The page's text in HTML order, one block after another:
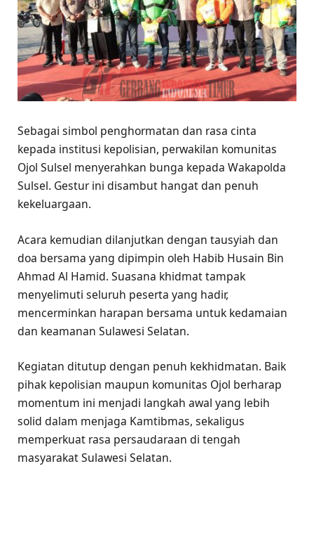
Sebagai simbol penghormatan dan rasa cinta
kepada institusi kepolisian, perwakilan komunitas
Ojol Sulsel menyerahkan bunga kepada Wakapolda
Sulsel. Gestur ini disambut hangat dan penuh
kekeluargaan.
Acara kemudian dilanjutkan dengan tausyiah dan
doa bersama yang dipimpin oleh Habib Husain Bin
Ahmad Al Hamid. Suasana khidmat tampak
menyelimuti seluruh peserta yang hadir,
mencerminkan harapan bersama untuk kedamaian
dan keamanan Sulawesi Selatan.
Kegiatan ditutup dengan penuh kekhidmatan. Baik
pihak kepolisian maupun komunitas Ojol berharap
momentum ini menjadi langkah awal yang lebih
solid dalam menjaga Kamtibmas, sekaligus
memperkuat rasa persaudaraan di tengah
masyarakat Sulawesi Selatan.